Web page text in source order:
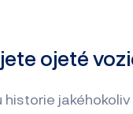
ojeté
historie